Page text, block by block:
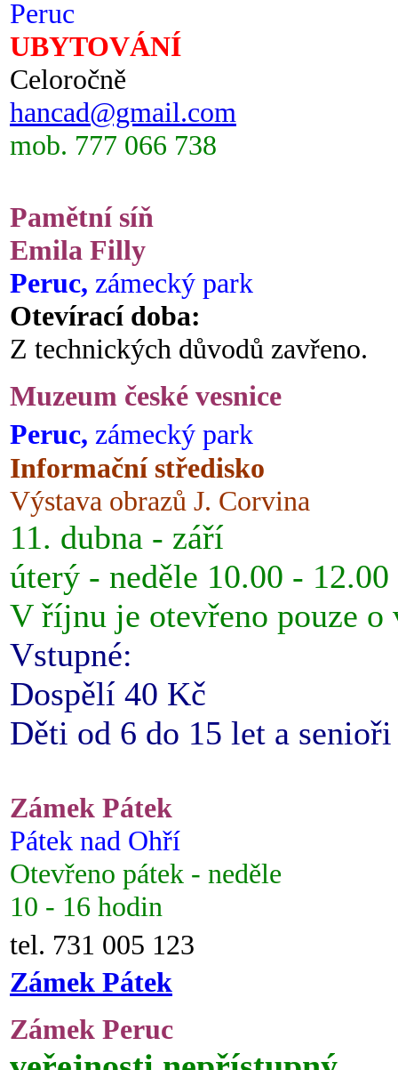
Peruc
UBYTOVÁNÍ
Celoročně
hancad@gmail.com
mob. 777 066 738
Pamětní síň
Emila Filly
Peruc, zámecký park
Otevírací doba:
Z technických důvodů zavřeno.
Muzeum české vesnice
Peruc, zámecký park
Informační středisko
Výstava obrazů J. Corvina
11. dubna - září
úterý - neděle 10.00 -
V říjnu je otevřeno pouze o
Vstupné:
Dospělí 40 Kč
Děti od 6 do 15 let a
Zámek Pátek
Pátek nad Ohří
Otevřeno pátek - neděle
10 - 16 hodin
tel. 731 005 123
Zámek Pátek
Zámek Peruc